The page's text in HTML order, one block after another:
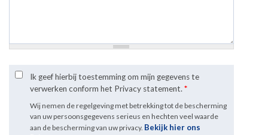
Ik geef hierbij toestemming om mijn gegevens te
verwerken conform het Privacy statement. *
Wij nemen de regelgeving met betrekking tot de bescherming
van uw persoonsgegevens serieus en hechten veel waarde
aan de bescherming van uw privacy. Bekijk hier ons